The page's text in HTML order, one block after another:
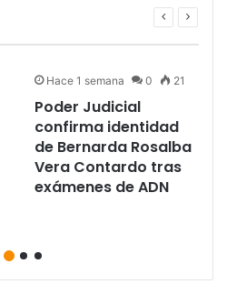
Hace 1 semana 0 21
Poder Judicial
confirma identidad
de Bernarda Rosalba
Vera Contardo tras
exámenes de ADN